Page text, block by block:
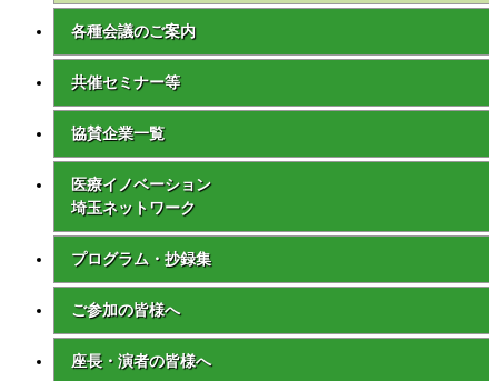
各種会議のご案内
共催セミナー等
協賛企業一覧
医療イノベーション
埼玉ネットワーク
プログラム・抄録集
ご参加の皆様へ
座長・演者の皆様へ